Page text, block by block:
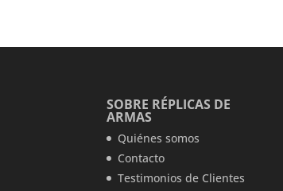
SOBRE RÉPLICAS DE
ARMAS
Quiénes somos
Contacto
Testimonios de Clientes